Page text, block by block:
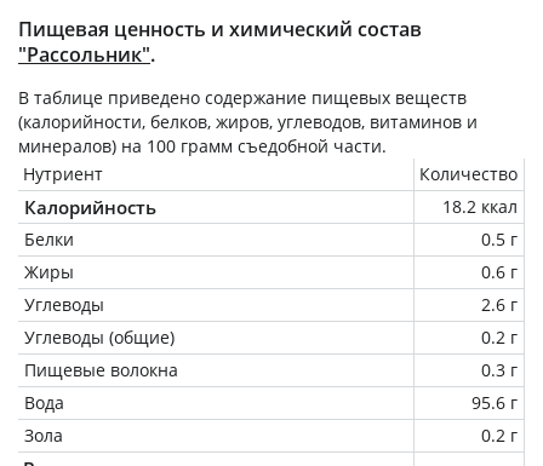
Пищевая ценность и химический состав
"Рассольник".
В таблице приведено содержание пищевых веществ
(калорийности, белков, жиров, углеводов, витаминов и
минералов) на 100 грамм съедобной части.
Нутриент
Количество
Калорийность
18.2 ккал
Белки
0.5 г
Жиры
0.6 г
Углеводы
2.6 г
Углеводы (общие)
0.2 г
Пищевые волокна
0.3 г
Вода
95.6 г
Зола
0.2 г